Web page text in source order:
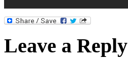
Leave a Reply